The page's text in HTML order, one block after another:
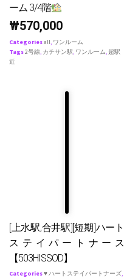
ーム 3/4階
₩570,000
Categoriesall, ワンルーム
Tags2号線, カチサン駅, ワンルーム, 超駅
近
[上水駅,合井駅][短期]ハート
ステイパートナース
【503HISSOD】
Categories♥ ハートステイパートナーズ,